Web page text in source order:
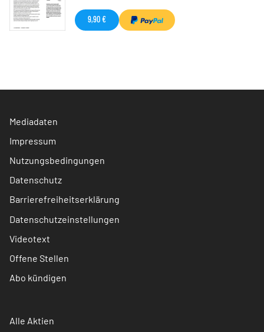
9,90 €
Mediadaten
Impressum
Nutzungsbedingungen
Datenschutz
Barrierefreiheitserklärung
Datenschutzeinstellungen
Videotext
Offene Stellen
Abo kündigen
Alle Aktien